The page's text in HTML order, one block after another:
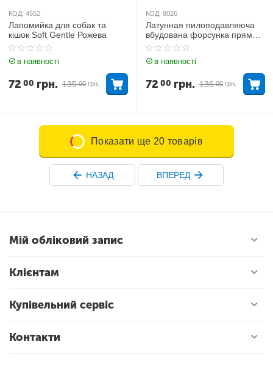
КОД: 4552
Лапомийка для собак та
кішок Soft Gentle Рожева
в наявності
135 00 грн.
72 00 грн.
КОД: 8026
Латунная пилоподавляюча
вбудована форсунка прямого
розпилення для сільського
господарства
в наявності
136 00 грн.
72 00 грн.
Показати ще 20 товарів
НАЗАД ВПЕРЕД
Мій обліковий запис
Клієнтам
Купівельний сервіс
Контакти